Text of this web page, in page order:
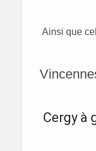
Ainsi que
Cergy à